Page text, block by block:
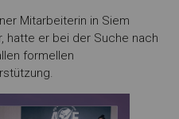
Mitarbeiterin in Siem
hatte er bei der Suche nach
formellen